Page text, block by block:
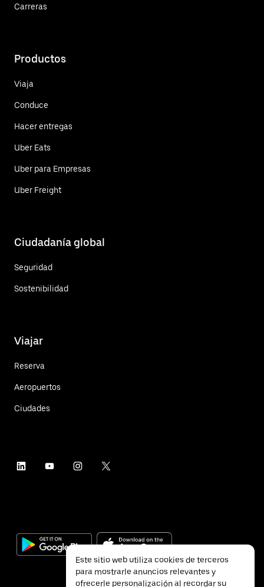
Carreras
Productos
Viaja
Conduce
Hacer entregas
Uber Eats
Uber para Empresas
Uber Freight
Ciudadanía global
Seguridad
Sostenibilidad
Viajar
Reserva
Aeropuertos
Ciudades
Este sitio web utiliza cookies de terceros
para mostrarle anuncios relevantes y
ofrecerle personalización al recordar su